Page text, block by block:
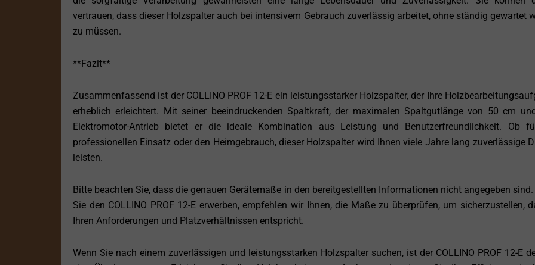
vertrauen, dass dieser Holzspalter auch bei intensivem Gebrauch zuverlässig arbeitet, ohne ständig gewartet
zu müssen.
**Fazit**
Zusammenfassend ist der COLLINO PROF 12-E ein leistungsstarker Holzspalter, der Ihre
erheblich erleichtert. Mit seiner beeindruckenden Spaltkraft, der maximalen Spaltgutlänge von 50 cm
Elektromotor-Antrieb bietet er die ideale Kombination aus Leistung und Benutzerfreundlichkeit. Ob
professionellen Einsatz oder den Heimgebrauch, dieser Holzspalter wird Ihnen viele Jahre lang zuverlässige
leisten.
Bitte beachten Sie, dass die genauen Gerätemaße in den bereitgestellten Informationen nicht angegeben sind.
Sie den COLLINO PROF 12-E erwerben, empfehlen wir Ihnen, die Maße zu überprüfen, um sicherzustellen,
Ihren Anforderungen und Platzverhältnissen entspricht.
Wenn Sie nach einem zuverlässigen und leistungsstarken Holzspalter suchen, ist der COLLINO PROF 12-E